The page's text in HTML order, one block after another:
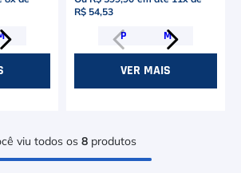
R$ 54,53
P M
VER MAIS
viu todos os 8 produtos